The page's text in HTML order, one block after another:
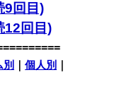
9回目)
12回目)
別 ｜個人別